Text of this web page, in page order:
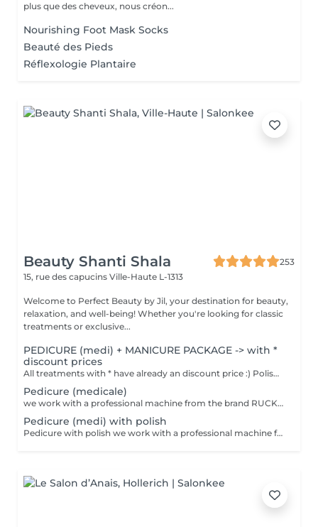
plus que des cheveux, nous créon...
Nourishing Foot Mask Socks
Beauté des Pieds
Réflexologie Plantaire
Beauty Shanti Shala
253
15, rue des capucins Ville-Haute L-1313
Welcome to Perfect Beauty by Jil, your destination for beauty,
relaxation, and well-being! Whether you're looking for classic
treatments or exclusive...
PEDICURE (medi) + MANICURE PACKAGE -> with *
discount prices
All treatments with * have already an discount price :) Polish = normal polish, which one you can easily take off with dissolute. Stay 2-4 days for hands, 1 month for feet and take 30min to dry. Semi = we dry it under a LEDlight and should be taken off in the salon (removing is included in the price). Stay -> till 3 weeks for hands, 4-5 weeks for feet and will be dry immediately. Can damage your nails by doing it to offen without a break.
Pedicure (medicale)
we work with a professional machine from the brand RUCK, feetbath, cuting & polishing nails, taking off of the dead skin ( cuting and/or polishing), cleaning from the cuticles, ingrowing nails and corn eye will be treated
Pedicure (medi) with polish
Pedicure with polish we work with a professional machine from the brand RUCK, feetbath, cuting & polishing nails, taking off of the dead skin ( cuting and/or polishing), cleaning from the cuticles, ingrowing nails and corn eye will be treated Polish = normal polish, which one you can easily take off with dissolute. Stay 2-4 days for hands, 1 month for feet and take 30min to dry. Semi = we dry it under a LEDlight and should be taken off in the salon (removing is included in the price). Stay -> till 3 weeks for hands, 4-5 weeks for feet and will be dry immediately. Can damage your nails by doing it to offen without a break